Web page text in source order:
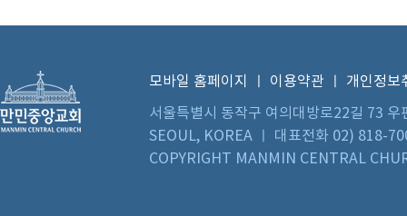
모바일 홈페이지 이용약관
개인정보
서울특별시 동작구 여의대방로22길 73
SEOUL, KOREA ㅣ 대표전화 02) 818-
COPYRIGHT MANMIN CENTRAL